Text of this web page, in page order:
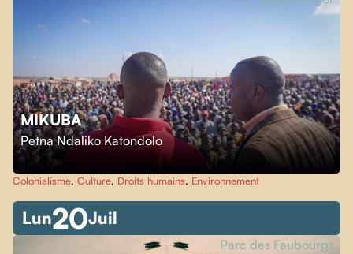
MIKUBA
Petna Ndaliko Katondolo
Colonialisme, Culture, Droits humains, Environnement
Lun20Juil
Parc des Faubourgs